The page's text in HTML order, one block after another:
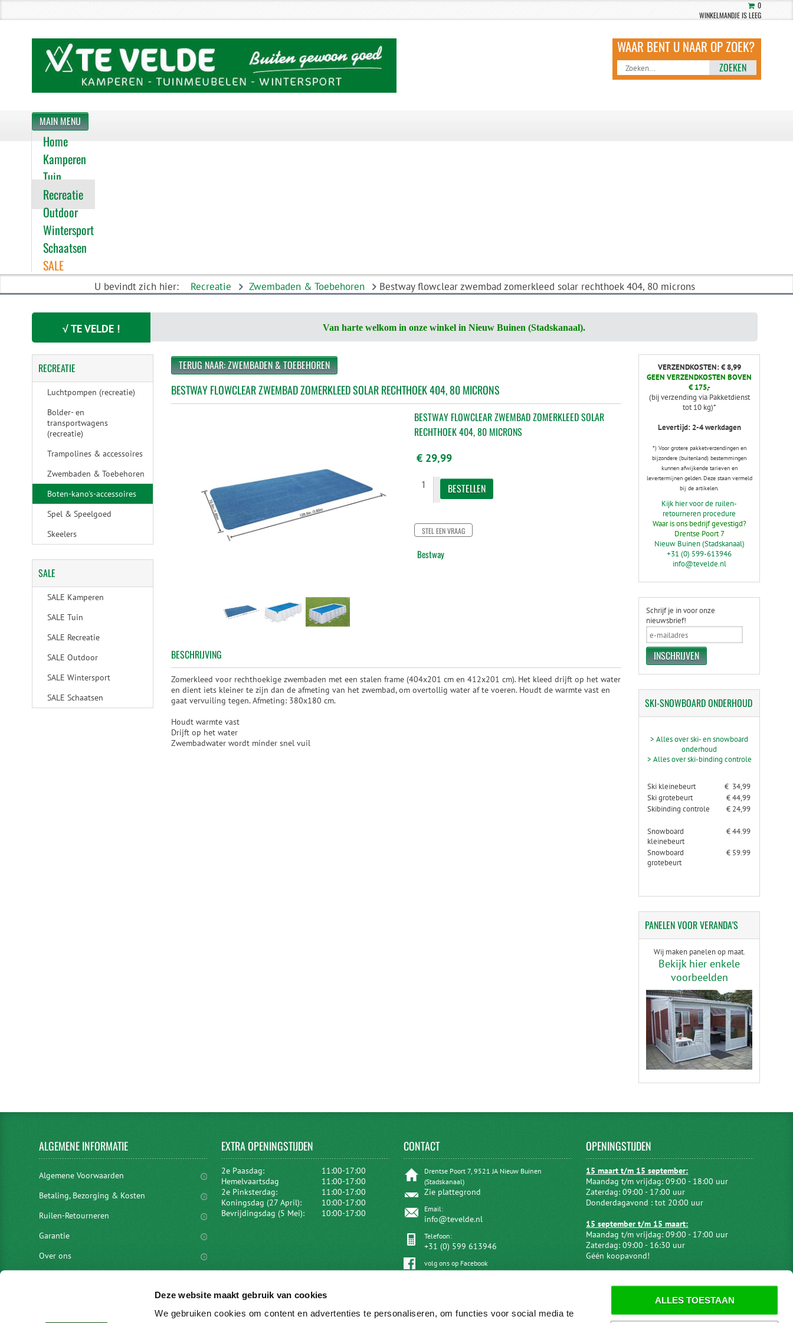
Deze website maakt gebruik van cookies
We gebruiken cookies om content en advertenties te personaliseren, om functies voor social media te
ALLES TOESTAAN
0
WINKELMANDJE IS LEEG
ZOEKEN
MAIN MENU
Home
Kamperen
Tuin
Recreatie
Outdoor
Wintersport
Schaatsen
SALE
U bevindt zich hier: Recreatie Zwembaden & Toebehoren Bestway flowclear zwembad zomerkleed solar rechthoek 404, 80 microns
√ TE VELDE ! Van harte welkom in onze winkel in Nieuw Buinen (Stadskanaal).
TERUG NAAR: ZWEMBADEN & TOEBEHOREN
BESTWAY FLOWCLEAR ZWEMBAD ZOMERKLEED SOLAR RECHTHOEK 404, 80 MICRONS
BESTWAY FLOWCLEAR ZWEMBAD ZOMERKLEED SOLAR
RECHTHOEK 404, 80 MICRONS
€ 29,99
STEL EEN VRAAG
Bestway
BESCHRIJVING
Zomerkleed voor rechthoekige zwembaden met een stalen frame (404x201 cm en 412x201 cm). Het kleed drijft op het water
en dient iets kleiner te zijn dan de afmeting van het zwembad, om overtollig water af te voeren. Houdt de warmte vast en
gaat vervuiling tegen. Afmeting: 380x180 cm.
Houdt warmte vast
Drijft op het water
Zwembadwater wordt minder snel vuil
RECREATIE
Luchtpompen (recreatie)
Bolder- en
transportwagens
(recreatie)
Trampolines & accessoires
Zwembaden & Toebehoren
Boten-kano's-accessoires
Spel & Speelgoed
Skeelers
SALE
SALE Kamperen
SALE Tuin
SALE Recreatie
SALE Outdoor
SALE Wintersport
SALE Schaatsen
VERZENDKOSTEN: € 8,99
GEEN VERZENDKOSTEN BOVEN
€ 175,-
(bij verzending via Pakketdienst
tot 10 kg)*
Levertijd: 2-4 werkdagen
*) Voor grotere pakketverzendingen en
bijzondere (buitenland) bestemmingen
kunnen afwijkende tarieven en
levertermijnen gelden. Deze staan vermeld
bij de artikelen.
Kijk hier voor de ruilen-
retourneren procedure
Waar is ons bedrijf gevestigd?
Drentse Poort 7
Nieuw Buinen (Stadskanaal)
+31 (0) 599-613946
info@tevelde.nl
Schrijf je in voor onze
nieuwsbrief!
SKI-SNOWBOARDONDERHOUD
> Alles over ski- en snowboard
onderhoud
> Alles over ski-binding controle
Ski kleinebeurt
€ 34,99
Ski grotebeurt
€ 44,99
Skibinding controle
€ 24,99
Snowboard
kleinebeurt
€ 44.99
Snowboard
grotebeurt
€ 59.99
PANELENVOOR VERANDA'S
Wij maken panelen op maat.
Bekijk hier enkele
voorbeelden
ALGEMENEINFORMATIE
Algemene Voorwaarden
Betaling, Bezorging & Kosten
Ruilen-Retourneren
Garantie
Over ons
EXTRAOPENINGSTIJDEN
2e Paasdag:
11:00-17:00
Hemelvaartsdag
11:00-17:00
2e Pinksterdag:
11:00-17:00
Koningsdag (27 April):
10:00-17:00
Bevrijdingsdag (5 Mei):
10:00-17:00
CONTACT
Drentse Poort 7, 9521 JA Nieuw Buinen
(Stadskanaal)
Zie plattegrond
Email:
info@tevelde.nl
Telefoon:
+31 (0) 599 613946
volg ons op Facebook
OPENINGSTIJDEN
15 maart t/m 15 september:
Maandag t/m vrijdag: 09:00 - 18:00 uur
Zaterdag: 09:00 - 17:00 uur
Donderdagavond : tot 20:00 uur
15 september t/m 15 maart:
Maandag t/m vrijdag: 09:00 - 17:00 uur
Zaterdag: 09:00 - 16:30 uur
Géén koopavond!